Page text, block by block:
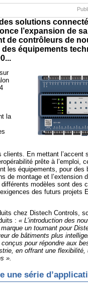
solutions
l’expansion de
de contrôleurs de
équipements
la
En mettant l’accent
prête à l’emploi,
les équipements, pour des
de montage et l’extension
modèles sont des
des futurs projets
chez Distech Controls,
: « L’introduction des
un tournant pour
de bâtiments plus
pour répondre aux
en offrant une
».
une série